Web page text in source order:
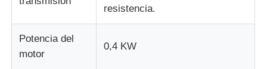
resistencia.
Potencia del
motor
0,4 KW